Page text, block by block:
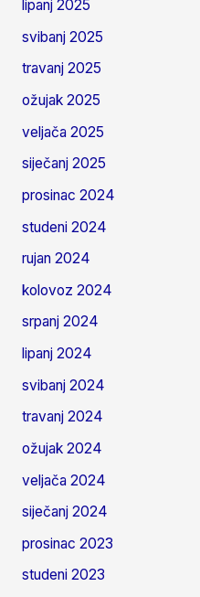
lipanj 2025
svibanj 2025
travanj 2025
ožujak 2025
veljača 2025
siječanj 2025
prosinac 2024
studeni 2024
rujan 2024
kolovoz 2024
srpanj 2024
lipanj 2024
svibanj 2024
travanj 2024
ožujak 2024
veljača 2024
siječanj 2024
prosinac 2023
studeni 2023